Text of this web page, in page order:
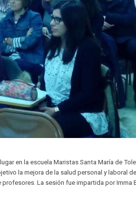
en la escuela Maristas Santa María de
la mejora de la salud personal y laboral
La sesión fue impartida por Imma